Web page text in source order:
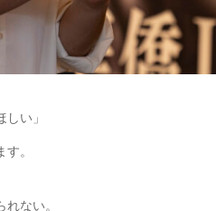
い」
。
ない。